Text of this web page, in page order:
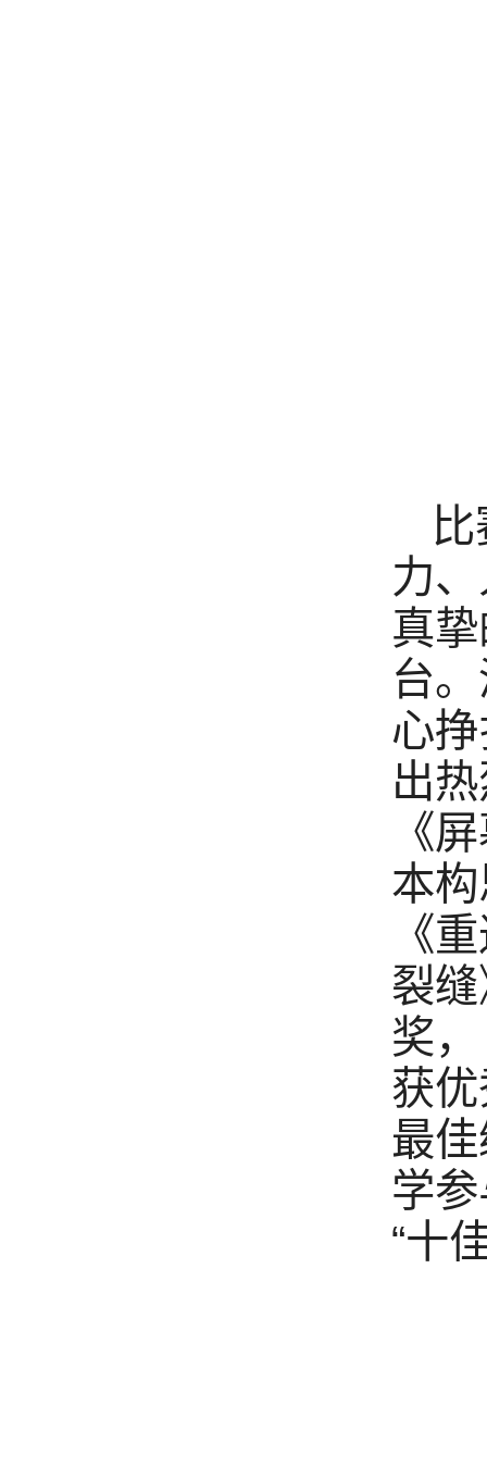
力
真
台
心
出
《
本
《
裂
奖
获
最
学
“十